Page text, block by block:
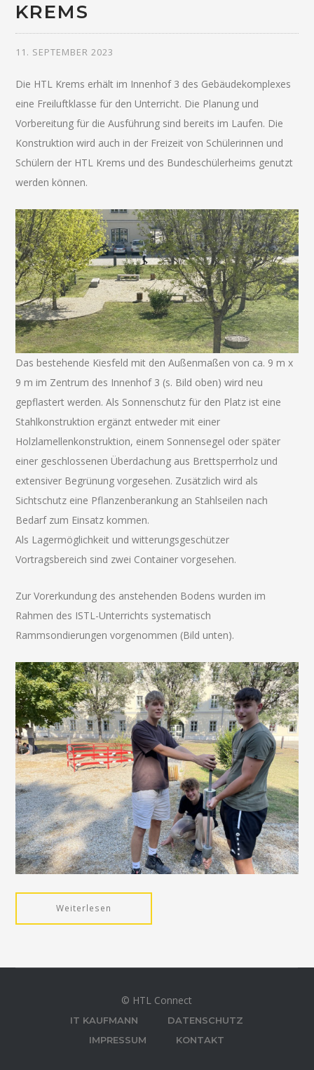
KREMS
11. SEPTEMBER 2023
Die HTL Krems erhält im Innenhof 3 des Gebäudekomplexes
eine Freiluftklasse für den Unterricht. Die Planung und
Vorbereitung für die Ausführung sind bereits im Laufen. Die
Konstruktion wird auch in der Freizeit von Schülerinnen und
Schülern der HTL Krems und des Bundeschülerheims genutzt
werden können.
Das bestehende Kiesfeld mit den Außenmaßen von ca. 9 m x
9 m im Zentrum des Innenhof 3 (s. Bild oben) wird neu
gepflastert werden. Als Sonnenschutz für den Platz ist eine
Stahlkonstruktion ergänzt entweder mit einer
Holzlamellenkonstruktion, einem Sonnensegel oder später
einer geschlossenen Überdachung aus Brettsperrholz und
extensiver Begrünung vorgesehen. Zusätzlich wird als
Sichtschutz eine Pflanzenberankung an Stahlseilen nach
Bedarf zum Einsatz kommen.
Als Lagermöglichkeit und witterungsgeschützer
Vortragsbereich sind zwei Container vorgesehen.
Zur Vorerkundung des anstehenden Bodens wurden im
Rahmen des ISTL-Unterrichts systematisch
Rammsondierungen vorgenommen (Bild unten).
Weiterlesen
© HTL Connect
IT KAUFMANN
DATENSCHUTZ
IMPRESSUM
KONTAKT